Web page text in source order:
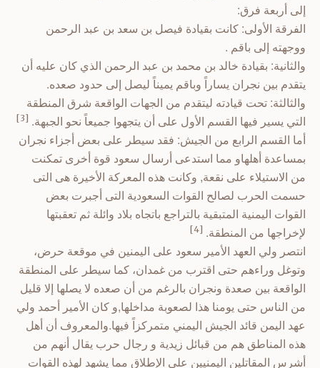
إلى أربعة فرق:
الفرقة الأولى: كانت بقيادة فيصل بن سعد بن عبد الرحمن
ووجهته إلى باقم .
والثانية: بقيادة خالد بن محمد بن عبد الرحمن الذي كان عليه أن
يتقدم بين نجران يساراً وباقم يميناً ليصل إلى حدود صعده.
والثالثة: تحت قيادته ليتقدم من الجهات الواقعة شرق المنطقة
التي يسير فيها القسم الأول على أن يتجهوا جميعاً نحو الجبهة. [3]
أما القسم الرابع من الجيش: فقد سيطر على بعض أجزاء نجران
بمساعدة أهلهاو مما استدعى أرسال سعود قوة أخرى تمكنت
من الاستيلاء على نقعة, وكانت هذه المعركة الأخيرة هى التى
حسمت الحرب لصالح القوات السعودية التى أجبرت بعض
القوات اليمنية المتبقية بالتراجع باتجاه بلاد وائلة ثم تعقبتها
لإخراجها من المنطقة. [4]
انتصر ولي العهد الأمير سعود على اليمنين في موقعة حرض،
وتوغل وراءهم حتى اقترب من غمدان، كما سيطر على المنطقة
الواقعة بين صعدة ونجران بالرغم من أن صعده لا يصلها إلا قليل
من الناس حتى يومنا هذا لصعوبة مداخلها,و كان الأمير أحمد ولي
عهد اليمن قائد الجيش اليمني متمركزاً فيها.والمعروف أن أهل
هذه المناطق هم من قبائل زيدية و رجال حرب يقال أنهم من
أشرس المقاتلين اليمنيين على الإطلاق مما يشهد لهذه القوات